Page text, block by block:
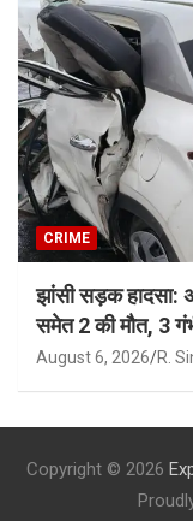
CRIME
झांसी सड़क
समेत 2 की मौत, 3
August 6, 2026 R.
Copyright © 2026